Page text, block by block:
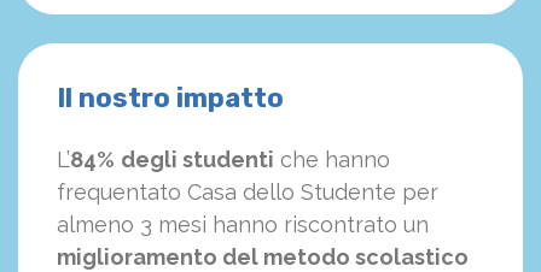
Il nostro impatto
L’84% degli studenti che hanno
frequentato Casa dello Studente per
almeno 3 mesi hanno riscontrato un
miglioramento del metodo scolastico